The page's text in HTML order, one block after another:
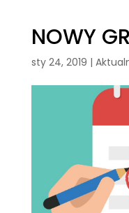
NOWY
sty 24, 2019 |